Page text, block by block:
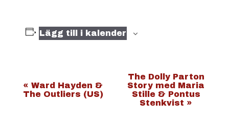
Lägg till i kalender
« Ward Hayden &
The Outliers (US)
The Dolly Parton
Story med Maria
Stille & Pontus
Stenkvist »